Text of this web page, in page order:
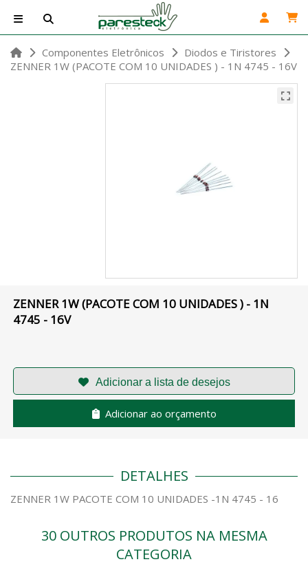
Componentes Eletrônicos
Diodos e Tiristores
ZENNER 1W (PACOTE COM 10 UNIDADES ) - 1N 4745 - 16V
ZENNER 1W (PACOTE COM 10 UNIDADES ) - 1N
4745 - 16V
Adicionar ao orçamento
DETALHES
ZENNER 1W PACOTE COM 10 UNIDADES -1N 4745 - 16
30 OUTROS PRODUTOS NA MESMA
CATEGORIA